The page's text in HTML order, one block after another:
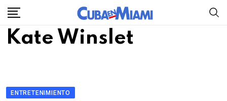
Skip
content
Kate Winslet
ENTRETENIMIENTO